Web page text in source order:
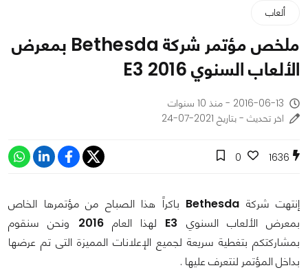
ألعاب
ملخص مؤتمر شركة Bethesda بمعرض
الألعاب السنوي E3 2016
2016-06-13 - منذ 10 سنوات
اخر تحديث - بتاريخ 2021-07-24
1636
0
إنتهت شركة Bethesda باكراً هذا الصباح من مؤتمرها الخاص
بمعرض الألعاب السنوي E3 لهذا العام2016 ونحن سنقوم
بمشاركتكم بتغطية سريعة لجميع الإعلانات المميزة التى تم عرضها
بداخل المؤتمر لنتعرف عليها .